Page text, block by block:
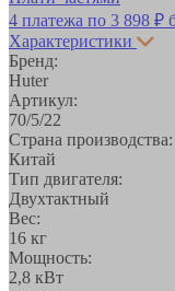
4 платежа по 3 898 ₽
Характеристики
Бренд:
Huter
Артикул:
70/5/22
Страна производства:
Китай
Тип двигателя:
Двухтактный
Вес:
16 кг
Мощность:
2,8 кВт